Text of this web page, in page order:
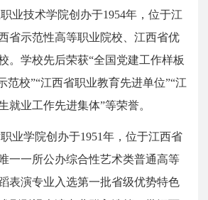
职业技术学院创办于1954年，位于江
省示范性高等职业院校、江西省优
。学校先后荣获“全国党建工作样板
范校”“江西省职业教育先进单位”“江
就业工作先进集体”等荣誉。
职业学院创办于1951年，位于江西省
一一所公办综合性艺术类普通高等
表演专业入选第一批省级优势特色